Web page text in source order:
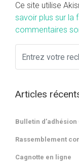
Ce site utilise
savoir plus sur la
commentaires
Articles
Bulletin
Rassemblement
Cagnotte en ligne